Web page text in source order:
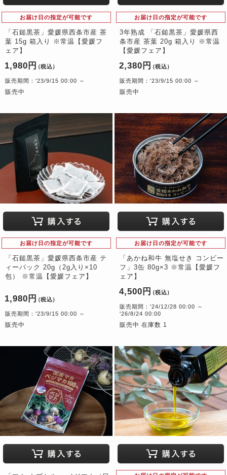
お届け日の指定が可能です
「石鎚黒茶」愛媛県西条市産 茶
葉 15g 箱入り ※常温【愛媛フ
ェア】
1,980円 （税込）
販売期間：'23/9/15 00:00 ～
販売中
お届け日の指定が可能です
3年熟成 「石鎚黒茶」愛媛県西
条市産 茶葉 20g 箱入り ※常温
【愛媛フェア】
2,380円 （税込）
販売期間：'23/9/15 00:00 ～
販売中
お届け日の指定が可能です
「石鎚黒茶」愛媛県西条市産 テ
ィーパック 20g（2g入り×10
包） ※常温【愛媛フェア】
1,980円 （税込）
販売期間：'23/9/15 00:00 ～
販売中
お届け日の指定が可能です
「あかね和牛 無塩せき コンビー
フ」3缶 80g×3 ※常温【愛媛フ
ェア】
4,500円 （税込）
販売期間：'24/12/28 00:00 ～
'26/8/24 00:00
販売中 在庫数 1